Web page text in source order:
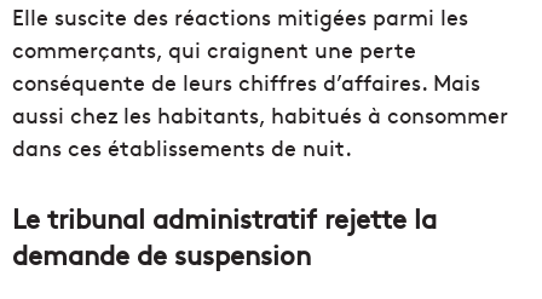
Elle suscite des réactions mitigées parmi les
commerçants, qui craignent une perte
conséquente de leurs chiffres d’affaires. Mais
aussi chez les habitants, habitués à consommer
dans ces établissements de nuit.
Le tribunal administratif rejette la
demande de suspension